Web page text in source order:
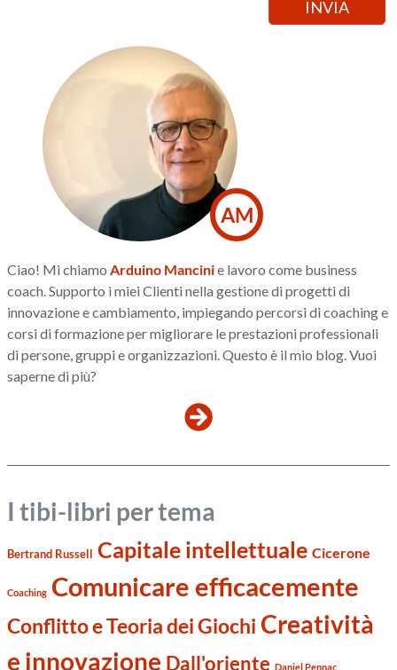
AM
Ciao! Mi chiamo Arduino Mancinie lavoro come business
coach. Supporto i miei Clienti nella gestione di progetti di
innovazione e cambiamento, impiegando percorsi di coaching e
corsi di formazione per migliorare le prestazioni professionali
di persone, gruppi e organizzazioni. Questo è il mio blog. Vuoi
saperne di più?
I tibi-libri per tema
Bertrand Russell Capitale intellettuale Cicerone
Coaching Comunicare efficacemente
Conflitto e Teoria dei Giochi Creatività
e innovazione Dall'oriente Daniel Pennac